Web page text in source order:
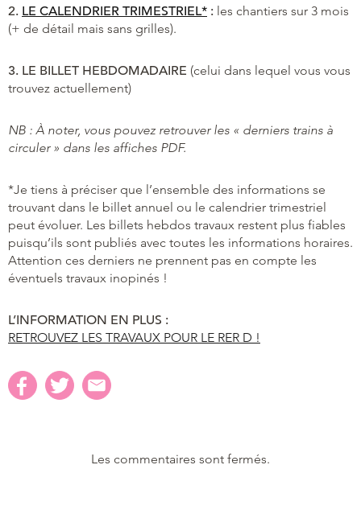
2. LE CALENDRIER TRIMESTRIEL* : les chantiers sur 3 mois
(+ de détail mais sans grilles).
3. LE BILLET HEBDOMADAIRE (celui dans lequel vous vous
trouvez actuellement)
NB : À noter, vous pouvez retrouver les « derniers trains à
circuler » dans les affiches PDF.
*Je tiens à préciser que l’ensemble des informations se
trouvant dans le billet annuel ou le calendrier trimestriel
peut évoluer. Les billets hebdos travaux restent plus fiables
puisqu’ils sont publiés avec toutes les informations horaires.
Attention ces derniers ne prennent pas en compte les
éventuels travaux inopinés !
L’INFORMATION EN PLUS :
RETROUVEZ LES TRAVAUX POUR LE RER D !
Les commentaires sont fermés.